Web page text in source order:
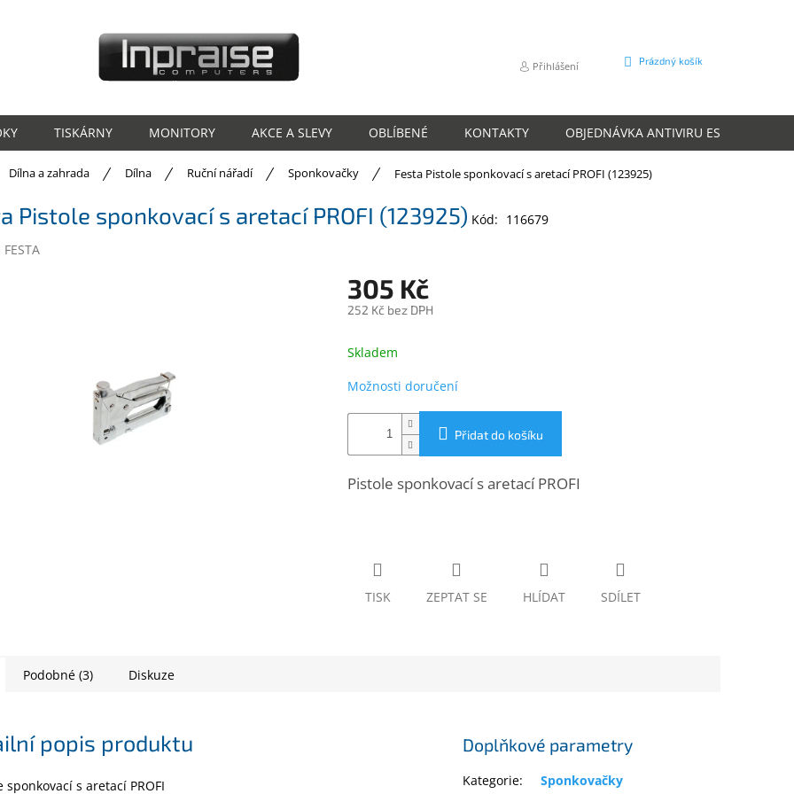
Přihlášení
NÁKUPNÍ
Prázdný košík
TISKÁRNY MONITORY AKCE A SLEVY OBLÍBENÉ KONTAKTY OBJEDNÁVKA ANTIVIRU ESET
Dílna a zahrada Dílna Ruční nářadí Sponkovačky Festa Pistole sponkovací s aretací PROFI (123925)
Pistole sponkovací s aretací PROFI (123925) Kód: 116679
FESTA
305 Kč
252 Kč bez DPH
cena:
Skladem
Možnosti doručení
Přidat do košíku
Pistole sponkovací s aretací PROFI
TISK ZEPTAT SE HLÍDAT SDÍLET
Podobné (3) Diskuze
popis produktu
sponkovací s aretací PROFI
Doplňkové parametry
Kategorie:
Sponkovačky